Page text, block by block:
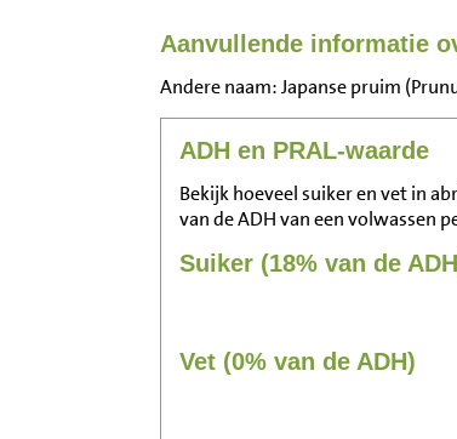
Aanvullende informatie
Andere naam: Japanse pruim
ADH en PRAL-waarde
Bekijk hoeveel suiker en vet in
van de ADH van een volwassen
Suiker (18% van de
Vet (0% van de ADH)